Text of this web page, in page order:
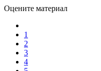
Оцените материал
1
2
3
4